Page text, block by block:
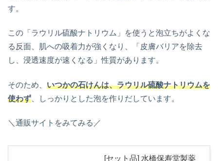
す。
この「ラウリル硫酸ナトリウム」を使うと泡立ちがよくな
る反面、肌への吸着力が強くなり、「皮膚バリアを除去
し、浸透速度が速くなる」性質があります。
そのため、 いつかの石けんは、ラウリル硫酸ナトリウムを
使わず 、しっかりとした泡を作りだしています。
＼通販サイトをみてみる／
[セット品] 水橋保寿堂製薬